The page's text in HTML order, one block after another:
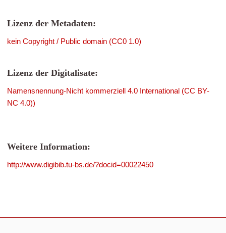
Lizenz der Metadaten:
kein Copyright / Public domain (CC0 1.0)
Lizenz der Digitalisate:
Namensnennung-Nicht kommerziell 4.0 International (CC BY-
NC 4.0))
Weitere Information:
http://www.digibib.tu-bs.de/?docid=00022450